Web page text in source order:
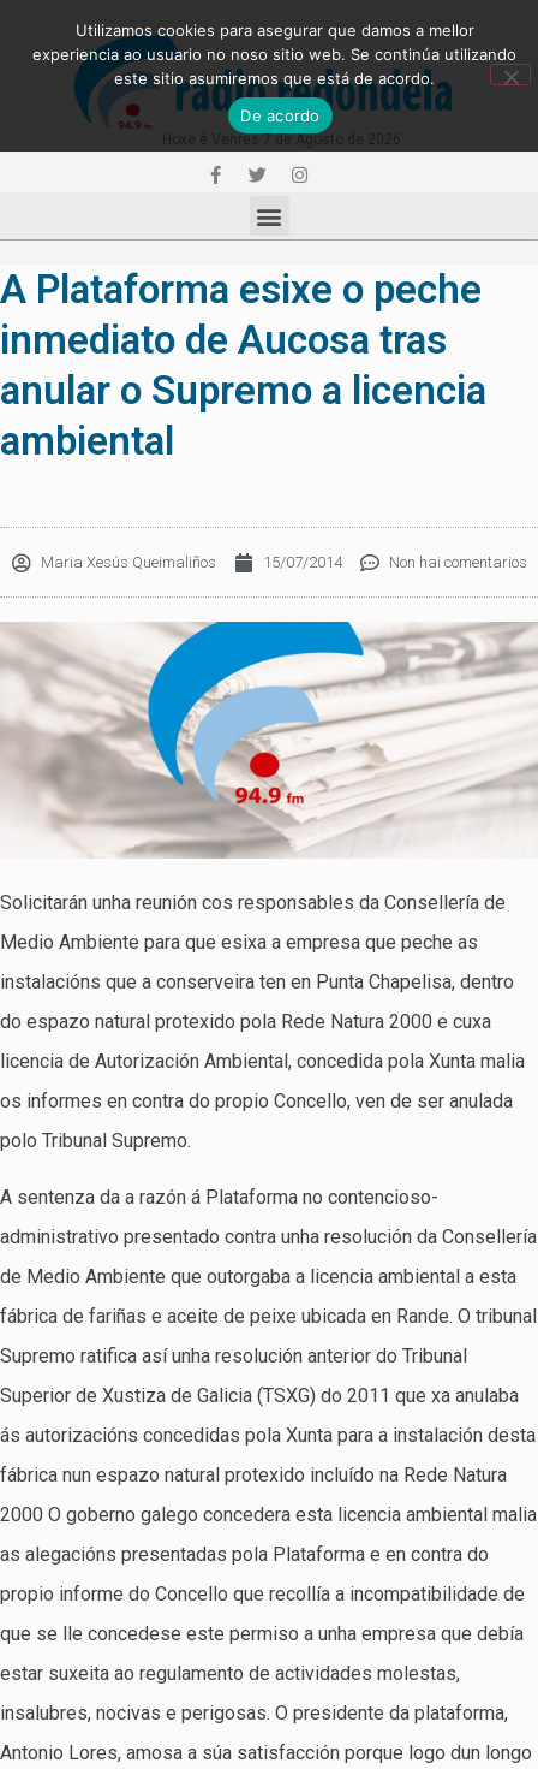
A Plataforma esixe o peche
inmediato de Aucosa tras
anular o Supremo a licencia
ambiental
Maria Xesús Queimaliños 15/07/2014 Non hai comentarios
Solicitarán unha reunión cos responsables da Consellería de
Medio Ambiente para que esixa a empresa que peche as
instalacións que a conserveira ten en Punta Chapelisa, dentro
do espazo natural protexido pola Rede Natura 2000 e cuxa
licencia de Autorización Ambiental, concedida pola Xunta malia
os informes en contra do propio Concello, ven de ser anulada
polo Tribunal Supremo.
A sentenza da a razón á Plataforma no contencioso-
administrativo presentado contra unha resolución da Consellería
de Medio Ambiente que outorgaba a licencia ambiental a esta
fábrica de fariñas e aceite de peixe ubicada en Rande. O tribunal
Supremo ratifica así unha resolución anterior do Tribunal
Superior de Xustiza de Galicia (TSXG) do 2011 que xa anulaba
ás autorizacións concedidas pola Xunta para a instalación desta
fábrica nun espazo natural protexido incluído na Rede Natura
2000 O goberno galego concedera esta licencia ambiental malia
as alegacións presentadas pola Plataforma e en contra do
propio informe do Concello que recollía a incompatibilidade de
que se lle concedese este permiso a unha empresa que debía
estar suxeita ao regulamento de actividades molestas,
insalubres, nocivas e perigosas. O presidente da plataforma,
Antonio Lores, amosa a súa satisfacción porque logo dun longo
Utilizamos cookies para asegurar que damos a mellor
experiencia ao usuario no noso sitio web. Se continúa utilizando
este sitio asumiremos que está de acordo.
De acordo